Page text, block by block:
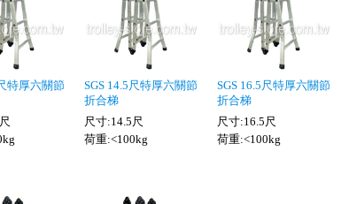
特厚六關節
SGS 14.5尺特厚六關節
折合梯
尺寸:14.5尺
荷重:<100kg
SGS 16.5尺特厚六關節
折合梯
尺寸:16.5尺
荷重:<100kg